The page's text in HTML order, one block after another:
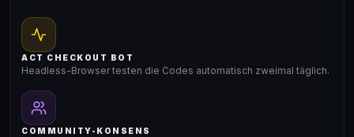
ACT CHECKOUT BOT
Headless-Browser testen die Codes automatisch zweimal täglich.
COMMUNITY-KONSENS